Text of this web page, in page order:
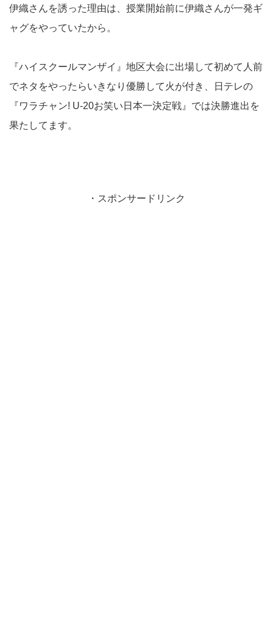
伊織さんを誘った理由は、授業開始前に伊織さんが一発ギ
ャグをやっていたから。
『ハイスクールマンザイ』地区大会に出場して初めて人前
でネタをやったらいきなり優勝して火が付き、日テレの
『ワラチャン! U-20お笑い日本一決定戦』では決勝進出を
果たしてます。
・スポンサードリンク